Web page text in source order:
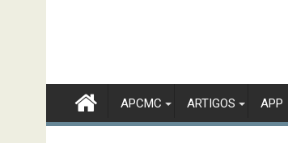
APCMC ARTIGOS APP